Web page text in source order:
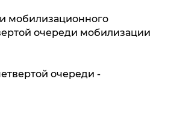
мобилизационного
очереди мобилизации
очереди -